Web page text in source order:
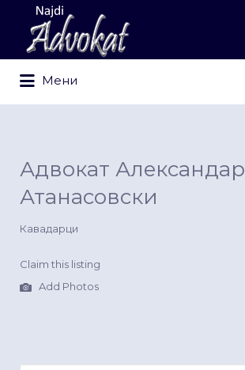
Search
for:
Мени
for:
Адвокат Александар
Атанасовски
Кавадарци
Claim this listing
Add Photos